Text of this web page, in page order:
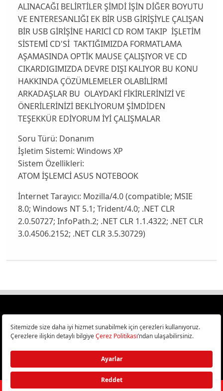
ALINACAĞI BELİRTİLER ŞİMDİ İŞİN DİĞER BOYUTU
VE ENTERESANLIĞI EK BİR USB GİRİŞİYLE ÇALIŞAN
BİR USB GİRİŞİNE HARICİ CD ROM TAKIP İŞLETİM
SİSTEMİ CD'Sİ TAKTIĞIMIZDA FORMATLAMA
AŞAMASINDA OPTİK MAUSE ÇALIŞIYOR VE CD
CIKARDIGIMIZDA DEVRE DIŞI KALIYOR BU KONU
HAKKINDA ÇÖZÜMLEMELER OLABİLİRMİ
ARKADAŞLAR BU OLAYDAKİ FİKİRLERİNİZİ VE
ÖNERİLERİNİZİ BEKLİYORUM ŞİMDİDEN
TEŞEKKÜR EDİYORUM İYİ ÇALIŞMALAR
Soru Türü: Donanım
İşletim Sistemi: Windows XP
Sistem Özellikleri:
ATOM İŞLEMCİ ASUS NOTEBOOK
İnternet Tarayıcı: Mozilla/4.0 (compatible; MSIE
8.0; Windows NT 5.1; Trident/4.0; .NET CLR
2.0.50727; InfoPath.2; .NET CLR 1.1.4322; .NET CLR
3.0.4506.2152; .NET CLR 3.5.30729)
Türkiye
Bilişim ve Teknoloji Haberleri CHIP Online’da!